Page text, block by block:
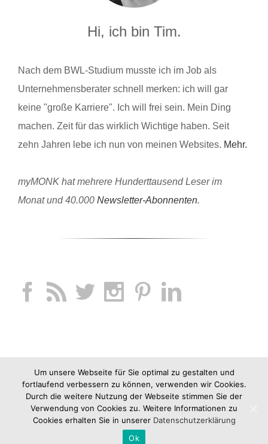
Hi, ich bin Tim.
Nach dem BWL-Studium musste ich im Job als
Unternehmensberater schnell merken: ich will gar
keine "große Karriere". Ich will frei sein. Mein Ding
machen. Zeit für das wirklich Wichtige haben. Seit
zehn Jahren lebe ich nun von meinen Websites. Mehr.
myMONK hat mehrere Hunderttausend Leser im
Monat und 40.000 Newsletter-Abonnenten.
Copyright 2012-2019 jucknix GmbH |
Um unsere Webseite für Sie optimal zu gestalten und
fortlaufend verbessern zu können, verwenden wir Cookies.
Durch die weitere Nutzung der Webseite stimmen Sie der
Verwendung von Cookies zu. Weitere Informationen zu
Cookies erhalten Sie in unserer Datenschutzerklärung
Ok